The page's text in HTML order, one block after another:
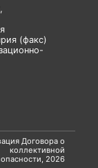
(факс)
Договора о
коллективной
2026